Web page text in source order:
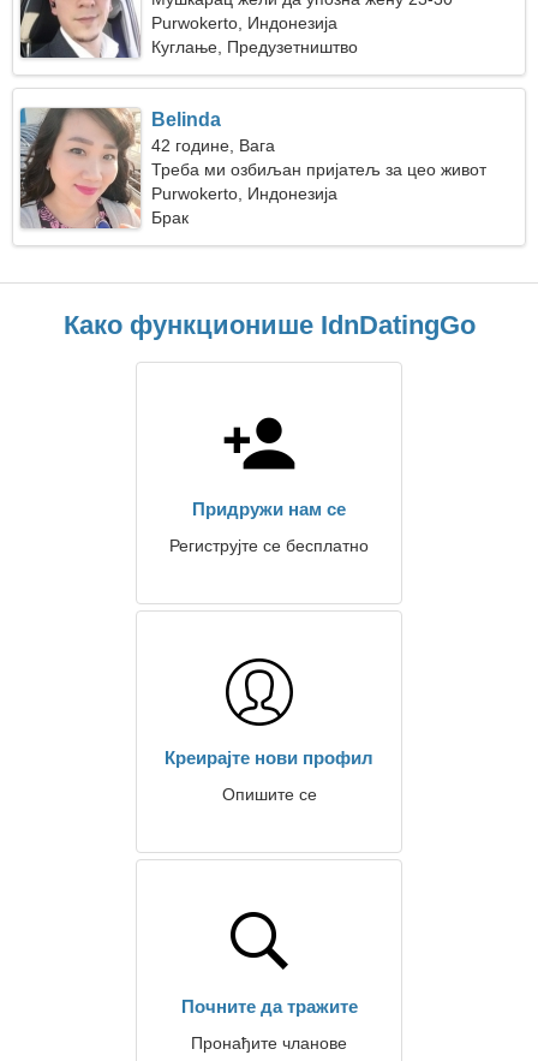
Purwokerto, Индонезија
Куглање, Предузетништво
Belinda
42 године, Вага
Треба ми озбиљан пријатељ за цео живот
Purwokerto, Индонезија
Брак
Како функционише IdnDatingGo
Придружи нам се
Региструјте се бесплатно
Креирајте нови профил
Опишите се
Почните да тражите
Пронађите чланове